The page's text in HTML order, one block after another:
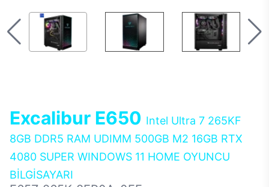
Excalibur E650 Intel Ultra 7 265KF
8GB DDR5 RAM UDIMM 500GB M2 16GB RTX
4080 SUPER WINDOWS 11 HOME OYUNCU
BİLGİSAYARI